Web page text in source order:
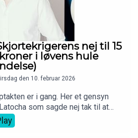
nej til 15
i løvens hule
den 10. februar 2026
er i gang. Her et gensyn
som sagde nej tak til at
Jesper Buch mod ejerskab i